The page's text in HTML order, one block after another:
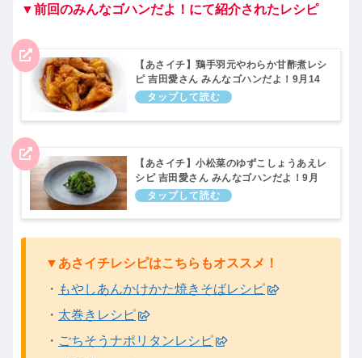
▼前回のみんなゴハンだよ！にて紹介されたレシピ
【あさイチ】鶏手羽元やわらか甘酢煮レシ
ピ 吉田愛さん みんなゴハンだよ！9月14
日
【あさイチ】小松菜のゆずこしょうあえレ
シピ 吉田愛さん みんなゴハンだよ！9月
14日
▼あさイチレシピはこちらもオススメ！
・ もやしあんかけかた焼きそばレシピ
・ 太巻きレシピ
・ ごちそうナポリタンレシピ